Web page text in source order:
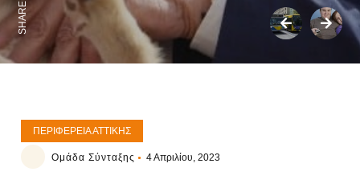
SHARE:
ΠΕΡΙΦΈΡΕΙΑ ΑΤΤΙΚΉΣ
Ομάδα Σύνταξης 4 Απριλίου, 2023